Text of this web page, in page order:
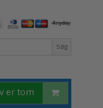
Søg
er tom